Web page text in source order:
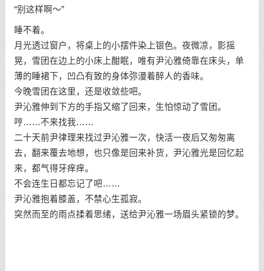
“别这样啊～”
睡不着。
月光透过窗户，将桌上的小摆件染上银色。夜微凉，影摇
晃，雪团在边上的小床上酣眠，唯有尹沁雅倚靠在床头，单
薄的睡裙下，凹凸有致的身体弥漫着醉人的香味。
今晚雪团在这里，还是收敛些吧。
尹沁雅伸到下方的手指又缩了回来，生怕惊动了雪团。
哼……不来找我……
二十天前尹律理来找过尹沁雅一次，快活一夜后又匆匆离
去，翻来覆去地想，也只像是回来补货，尹沁雅光是回忆起
来，都气得牙痒痒。
不会连生日都忘记了吧……
尹沁雅抱着膝盖，不禁心生孤寂。
突然而至的雨点揉着思绪，送给尹沁雅一场眉头紧锁的梦。